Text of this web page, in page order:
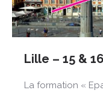
Lille – 15 &
La formation «